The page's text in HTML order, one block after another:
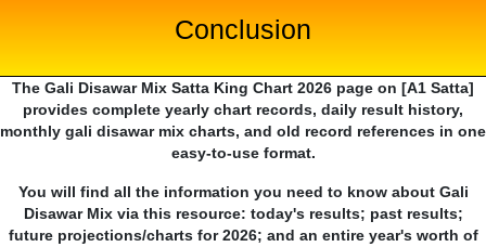
Conclusion
The Gali Disawar Mix Satta King Chart 2026 page on [A1 Satta]
provides complete yearly chart records, daily result history,
monthly gali disawar mix charts, and old record references in one
easy-to-use format.
You will find all the information you need to know about Gali
Disawar Mix via this resource: today's results; past results;
future projections/charts for 2026; and an entire year's worth of